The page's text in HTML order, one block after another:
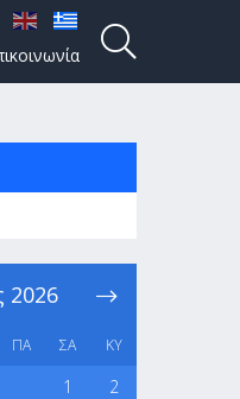
2026
ΠΑ ΣΑ ΚΥ
1
2